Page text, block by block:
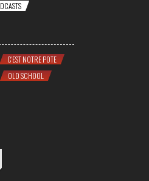
C'EST NOTRE POTE
OLD SCHOOL